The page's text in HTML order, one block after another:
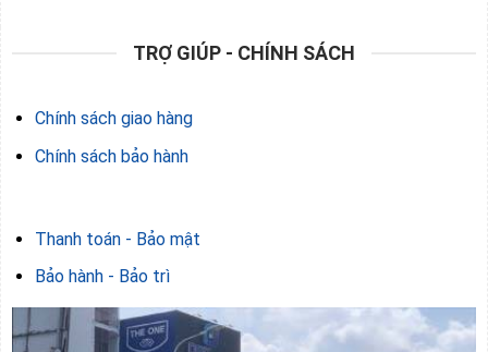
TRỢ GIÚP - CHÍNH SÁCH
Chính sách giao hàng
Chính sách bảo hành
Thanh toán - Bảo mật
Bảo hành - Bảo trì